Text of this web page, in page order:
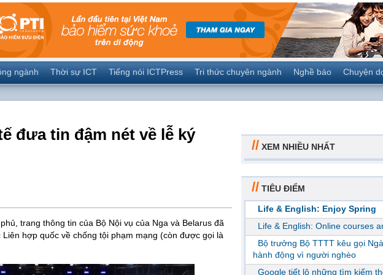
ngành Thời sự ICT Tiếng nói ICTPress Tri thức chuyên ngành Nghề báo Chuyện
đưa tin đậm nét về lễ ký
trang thông tin của Bộ Nội vụ của Nga và Belarus đã
hợp quốc về chống tội phạm mạng (còn được gọi là
// XEM NHIỀU NHẤT
// TIÊU ĐIỂM
Life & English: Enjoy Spring
Life & English: Online courses
Bộ trưởng Bộ TTTT kêu gọi
hành động vì người nghèo
Google tiết lộ những tìm kiếm